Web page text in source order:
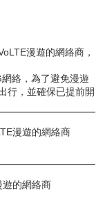
漫遊的網絡商 ，
網絡，為了避免漫遊
行，並確保已提前開
漫遊的網絡商
遊的網絡商